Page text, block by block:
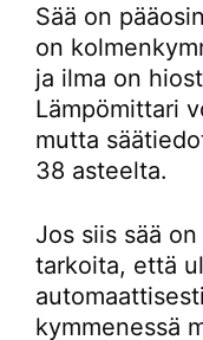
Sää on
on
ja ilma on
Lämpömittari
mutta
38 asteelta.
Jos siis sää
tarkoita, että
kymmenessä